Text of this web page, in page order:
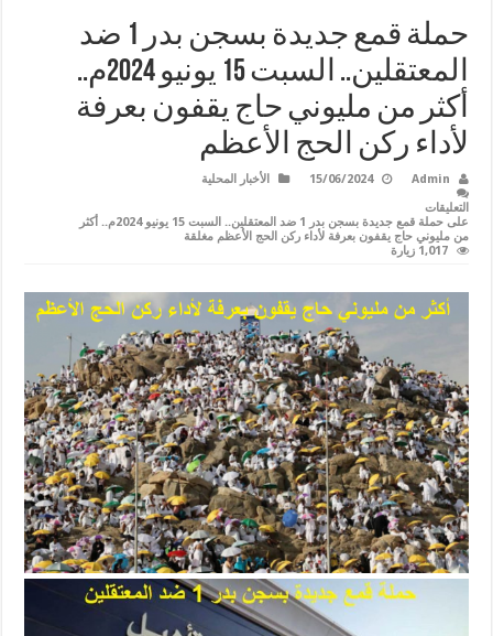
حملة قمع جديدة بسجن بدر 1 ضد
المعتقلين.. السبت 15 يونيو 2024م..
أكثر من مليوني حاج يقفون بعرفة
لأداء ركن الحج الأعظم
Admin
15/06/2024
الأخبار المحلية
التعليقات
على حملة قمع جديدة بسجن بدر 1 ضد المعتقلين.. السبت 15 يونيو 2024م.. أكثر
من مليوني حاج يقفون بعرفة لأداء ركن الحج الأعظم مغلقة
1,017 زيارة